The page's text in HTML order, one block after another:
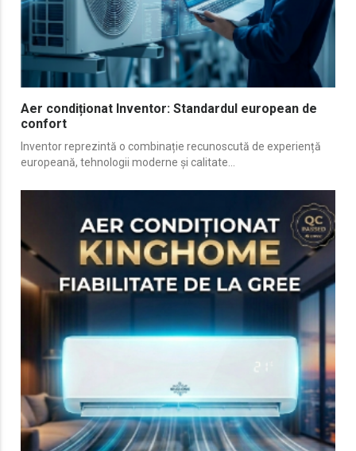
Aer condiționat Inventor: Standardul european de
confort
Inventor reprezintă o combinație recunoscută de experiență
europeană, tehnologii moderne și calitate...